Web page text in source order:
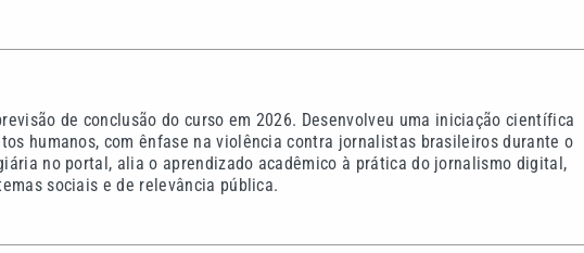
de conclusão do curso em 2026. Desenvolveu uma iniciação científica
humanos, com ênfase na violência contra jornalistas brasileiros durante o
no portal, alia o aprendizado acadêmico à prática do jornalismo digital,
sociais e de relevância pública.